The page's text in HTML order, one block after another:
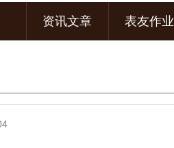
资讯文章 表友作业